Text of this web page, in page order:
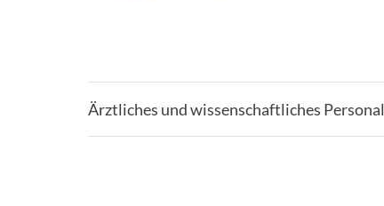
Ärztliches und wissenschaftliches Personal